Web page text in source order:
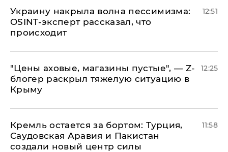
​Украину накрыла волна пессимизма:
OSINT-эксперт рассказал, что
происходит
12:51
​"Цены аховые, магазины пустые", — Z-
блогер раскрыл тяжелую ситуацию в
Крыму
12:25
​Кремль остается за бортом: Турция,
Саудовская Аравия и Пакистан
создали новый центр силы
11:58